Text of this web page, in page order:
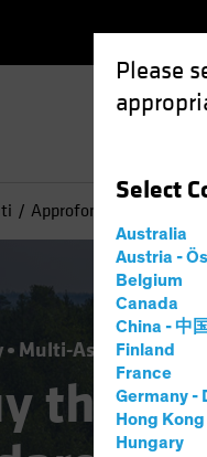
Please
Select
Australia
Austria -
Belgium
Canada
China - 中国
Finland
France
Germany -
Hong
Hungary
Approfondimenti
Multi-Asset Blog
the